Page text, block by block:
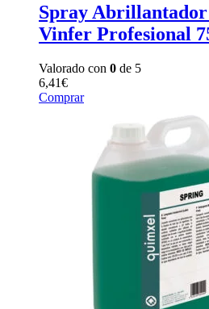
Spray
Vinfer Profesional
Valorado con 0 de 5
6,41€
Comprar